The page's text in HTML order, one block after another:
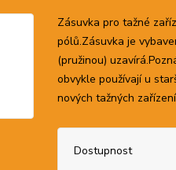
Zásuvka pro tažné
pólů.Zásuvka je
(pružinou)
obvykle používají u
nových tažných
Dostupnost